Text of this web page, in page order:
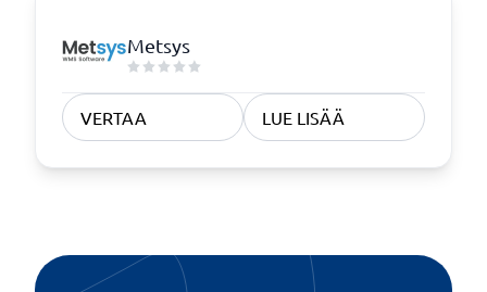
Metsys
VERTAA LUE LISÄÄ